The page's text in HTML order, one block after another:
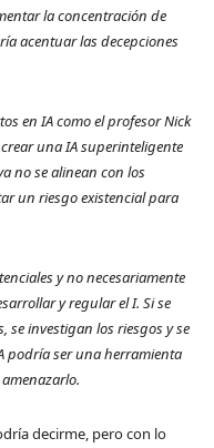
la concentración de
acentuar las decepciones
en IA como el profesor Nick
una IA superinteligente
no se alinean con los
un riesgo existencial para
y no necesariamente
y regular el I. Si se
investigan los riesgos y se
podría ser una herramienta
decirme, pero con lo